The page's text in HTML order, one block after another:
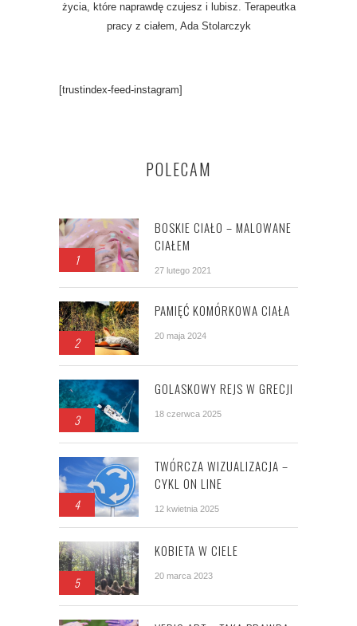
życia, które naprawdę czujesz i lubisz. Terapeutka
pracy z ciałem, Ada Stolarczyk
[trustindex-feed-instagram]
POLECAM
1
BOSKIE CIAŁO – MALOWANE
CIAŁEM
27 lutego 2021
2
PAMIĘĆ KOMÓRKOWA CIAŁA
20 maja 2024
3
GOLASKOWY REJS W GRECJI
18 czerwca 2025
4
TWÓRCZA WIZUALIZACJA –
CYKL ON LINE
12 kwietnia 2025
5
KOBIETA W CIELE
20 marca 2023